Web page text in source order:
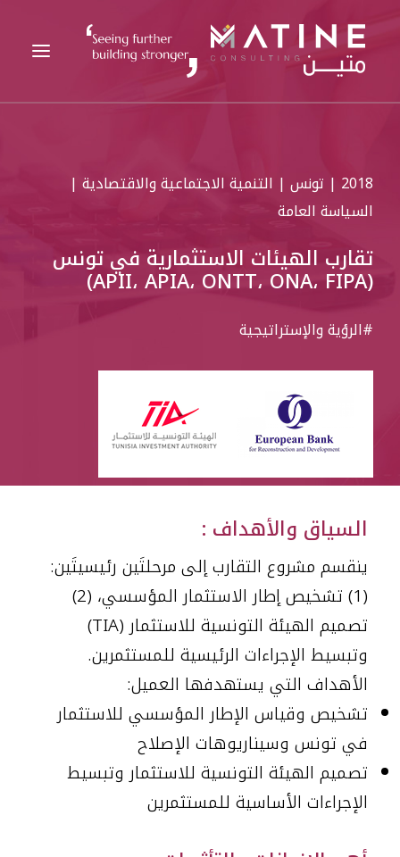
الخدمات المقدمة
القطاعات
المراجع
التحليلات
الوظائف
2018 | تونس | التنمية الاجتماعية والاقتصادية |
السياسة العامة
تقارب الهيئات الاستثمارية في تونس
(APII، APIA، ONTT، ONA، FIPA)
#الرؤية والإستراتيجية
السياق والأهداف :
ينقسم مشروع التقارب إلى مرحلتَين رئيسيتَين:
(1) تشخيص إطار الاستثمار المؤسسي، (2)
تصميم الهيئة التونسية للاستثمار (TIA)
وتبسيط الإجراءات الرئيسية للمستثمرين.
الأهداف التي يستهدفها العميل:
تشخيص وقياس الإطار المؤسسي للاستثمار
في تونس وسيناريوهات الإصلاح
تصميم الهيئة التونسية للاستثمار وتبسيط
الإجراءات الأساسية للمستثمرين